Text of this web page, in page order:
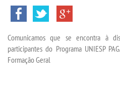
VESTIBULAR
INSCREVA-SE
Comunicamos que se encontra à
participantes do Programa UNIESP
Formação Geral